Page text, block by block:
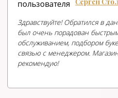
Здравствуйте! Обратился в
был очень порадован
обслуживанием, подбором
связью с менеджером.
рекомендую!